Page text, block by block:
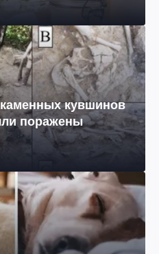
каменных кувшинов
поражены